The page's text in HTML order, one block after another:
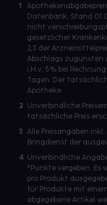
1
Datenbank, Stand
nicht
gesetzlicher
2,3 der
Abschlags zugunsten
i.H.v. 5% bei
Tagen. Der
Apotheke.
2 Unverbindliche
tatsächliche Preis
3 Alle Preisangaben
Bringdienst der
4 Unverbindliche
°Punkte vergeben. Es
pro Produkt
für Produkte mit
abgegebene Artikel